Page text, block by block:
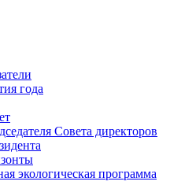
года
Совета директоров
экологическая программа